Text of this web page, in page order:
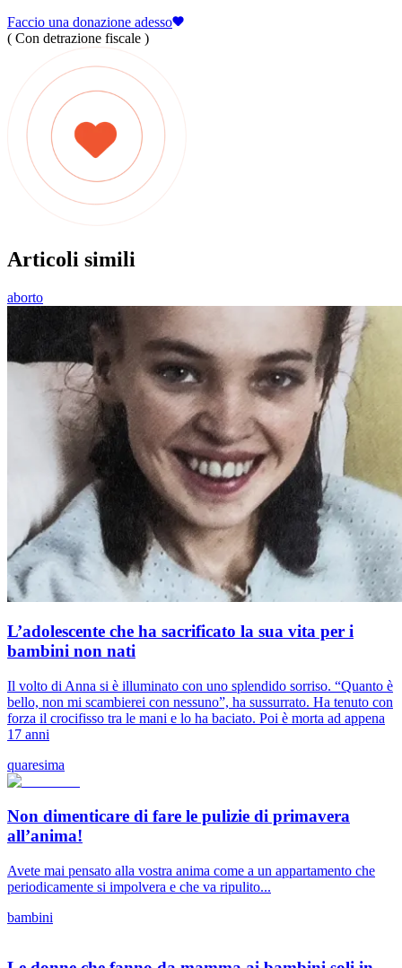
Faccio una donazione adesso
( Con detrazione fiscale )
Articoli simili
aborto
L’adolescente che ha sacrificato la sua vita per i
bambini non nati
Il volto di Anna si è illuminato con uno splendido sorriso. “Quanto è
bello, non mi scambierei con nessuno”, ha sussurrato. Ha tenuto con
forza il crocifisso tra le mani e lo ha baciato. Poi è morta ad appena
17 anni
quaresima
Non dimenticare di fare le pulizie di primavera
all’anima!
Avete mai pensato alla vostra anima come a un appartamento che
periodicamente si impolvera e che va ripulito...
bambini